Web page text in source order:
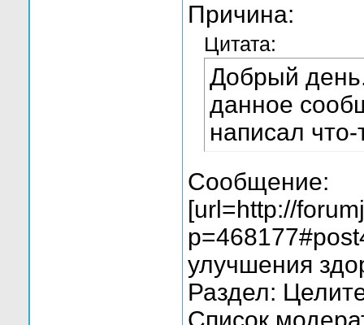
Причина:
Цитата:
Добрый
данное
написал
Сообщение:
[url=http://
улучшения
Раздел: